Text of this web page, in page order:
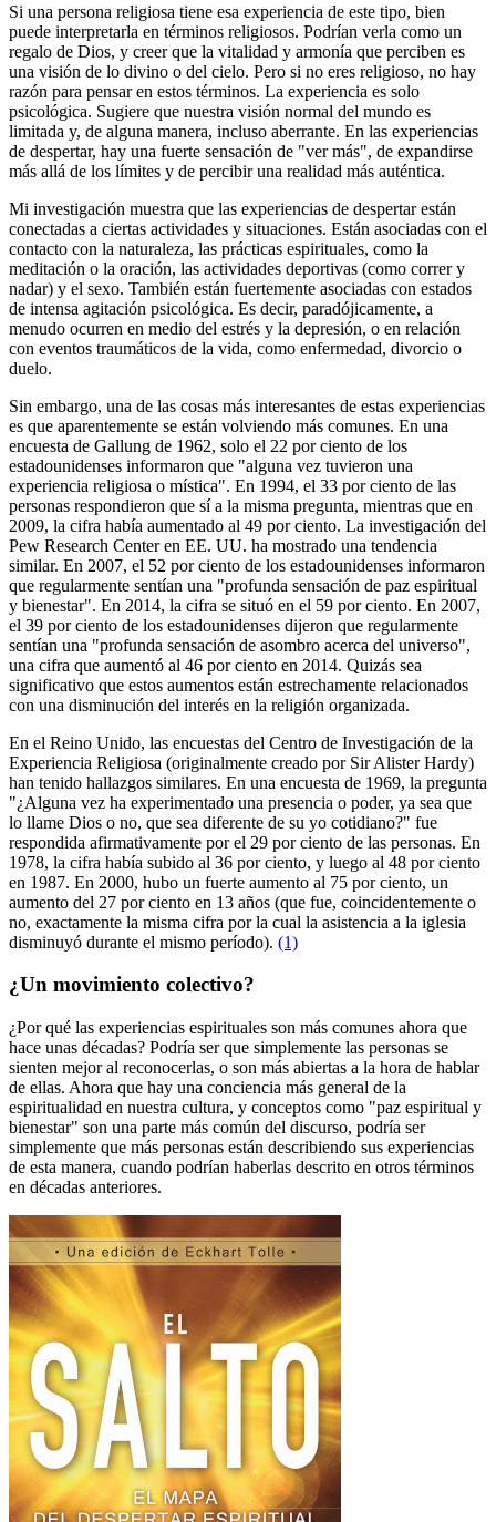
Si una persona religiosa tiene esa experiencia de este tipo, bien
puede interpretarla en términos religiosos. Podrían verla como un
regalo de Dios, y creer que la vitalidad y armonía que perciben es
una visión de lo divino o del cielo. Pero si no eres religioso, no hay
razón para pensar en estos términos. La experiencia es solo
psicológica. Sugiere que nuestra visión normal del mundo es
limitada y, de alguna manera, incluso aberrante. En las experiencias
de despertar, hay una fuerte sensación de "ver más", de expandirse
más allá de los límites y de percibir una realidad más auténtica.
Mi investigación muestra que las experiencias de despertar están
conectadas a ciertas actividades y situaciones. Están asociadas con el
contacto con la naturaleza, las prácticas espirituales, como la
meditación o la oración, las actividades deportivas (como correr y
nadar) y el sexo. También están fuertemente asociadas con estados
de intensa agitación psicológica. Es decir, paradójicamente, a
menudo ocurren en medio del estrés y la depresión, o en relación
con eventos traumáticos de la vida, como enfermedad, divorcio o
duelo.
Sin embargo, una de las cosas más interesantes de estas experiencias
es que aparentemente se están volviendo más comunes. En una
encuesta de Gallung de 1962, solo el 22 por ciento de los
estadounidenses informaron que "alguna vez tuvieron una
experiencia religiosa o mística". En 1994, el 33 por ciento de las
personas respondieron que sí a la misma pregunta, mientras que en
2009, la cifra había aumentado al 49 por ciento. La investigación del
Pew Research Center en EE. UU. ha mostrado una tendencia
similar. En 2007, el 52 por ciento de los estadounidenses informaron
que regularmente sentían una "profunda sensación de paz espiritual
y bienestar". En 2014, la cifra se situó en el 59 por ciento. En 2007,
el 39 por ciento de los estadounidenses dijeron que regularmente
sentían una "profunda sensación de asombro acerca del universo",
una cifra que aumentó al 46 por ciento en 2014. Quizás sea
significativo que estos aumentos están estrechamente relacionados
con una disminución del interés en la religión organizada.
En el Reino Unido, las encuestas del Centro de Investigación de la
Experiencia Religiosa (originalmente creado por Sir Alister Hardy)
han tenido hallazgos similares. En una encuesta de 1969, la pregunta
"¿Alguna vez ha experimentado una presencia o poder, ya sea que
lo llame Dios o no, que sea diferente de su yo cotidiano?" fue
respondida afirmativamente por el 29 por ciento de las personas. En
1978, la cifra había subido al 36 por ciento, y luego al 48 por ciento
en 1987. En 2000, hubo un fuerte aumento al 75 por ciento, un
aumento del 27 por ciento en 13 años (que fue, coincidentemente o
no, exactamente la misma cifra por la cual la asistencia a la iglesia
disminuyó durante el mismo período). (1)
¿Un movimiento colectivo?
¿Por qué las experiencias espirituales son más comunes ahora que
hace unas décadas? Podría ser que simplemente las personas se
sienten mejor al reconocerlas, o son más abiertas a la hora de hablar
de ellas. Ahora que hay una conciencia más general de la
espiritualidad en nuestra cultura, y conceptos como "paz espiritual y
bienestar" son una parte más común del discurso, podría ser
simplemente que más personas están describiendo sus experiencias
de esta manera, cuando podrían haberlas descrito en otros términos
en décadas anteriores.